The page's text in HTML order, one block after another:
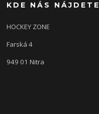
KDE NÁS NÁJDETE
HOCKEY ZONE
Farská 4
949 01 Nitra